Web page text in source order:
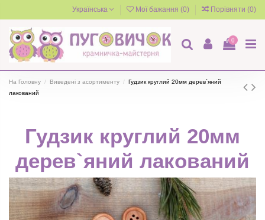
Українська Мої бажання (0) Порівняти (0)
0
На Головну Виведені з асортименту
Гудзик круглий 20мм дерев`яний
лакований
Гудзик круглий 20мм
дерев`яний лакований